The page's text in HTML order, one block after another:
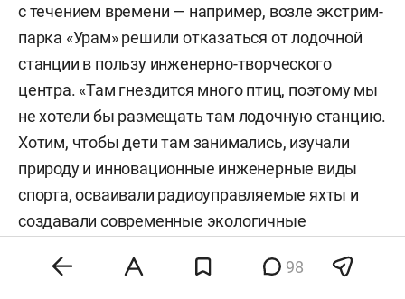
спорта «Заречье» и парусной школы напротив
«Лидер» планируется создание центра
судомодельного спорта. Секцию водно-
морского спорта и морского многоборья
Кроме того, на иловых полях в поселке
Победилово предусмотрен судостроительный
с течением времени — например, возле экстрим-
парка «Урам» решили отказаться от лодочной
станции в пользу инженерно-творческого
центра. «Там гнездится много птиц, поэтому мы
не хотели бы размещать там лодочную станцию.
Хотим, чтобы дети там занимались, изучали
природу и инновационные инженерные виды
спорта, осваивали радиоуправляемые яхты и
создавали современные экологичные
планами Егоров.
98